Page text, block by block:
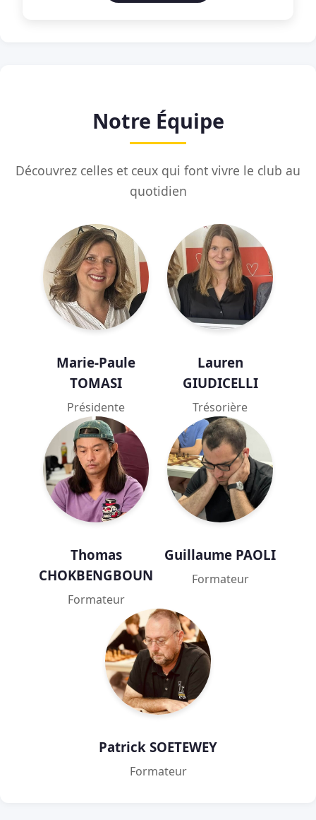
Notre Équipe
Découvrez celles et ceux qui font vivre le club au
quotidien
Marie-Paule
TOMASI
Présidente
Lauren
GIUDICELLI
Trésorière
Thomas
CHOKBENGBOUN
Formateur
Guillaume PAOLI
Formateur
Patrick SOETEWEY
Formateur